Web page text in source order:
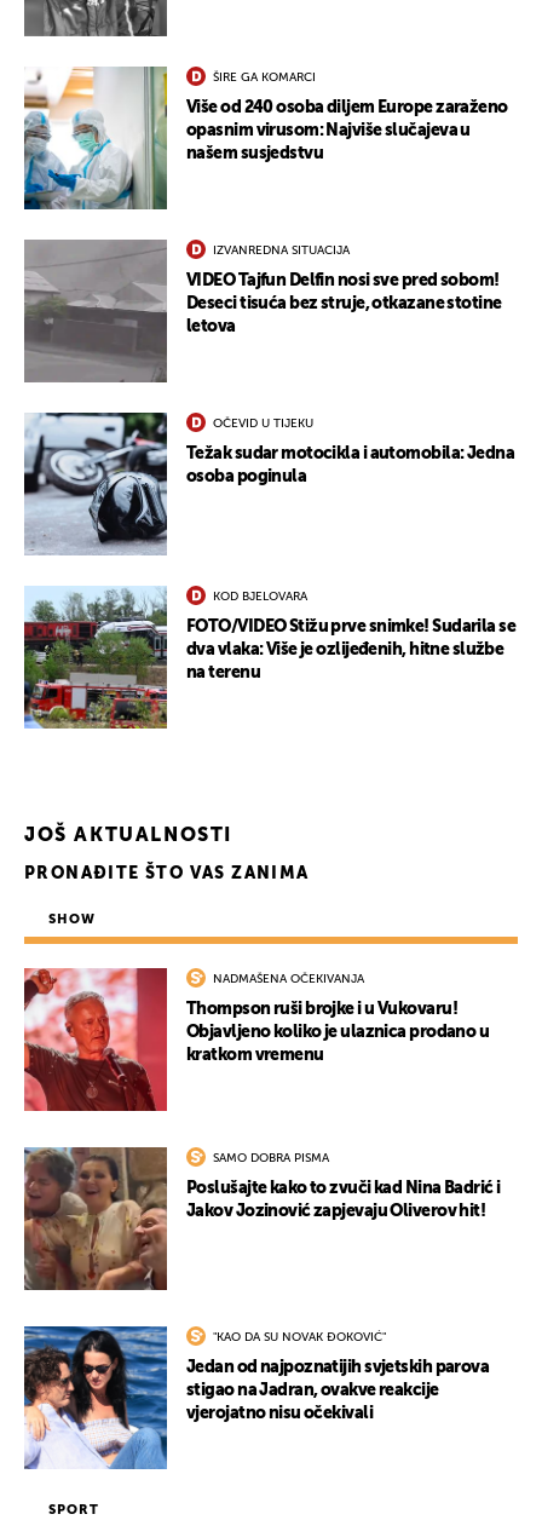
ŠIRE GA KOMARCI
Više od 240 osoba diljem Europe zaraženo
opasnim virusom: Najviše slučajeva u
našem susjedstvu
IZVANREDNA SITUACIJA
VIDEO Tajfun Delfin nosi sve pred sobom!
Deseci tisuća bez struje, otkazane stotine
letova
OČEVID U TIJEKU
Težak sudar motocikla i automobila: Jedna
osoba poginula
KOD BJELOVARA
FOTO/VIDEO Stižu prve snimke! Sudarila se
dva vlaka: Više je ozlijeđenih, hitne službe
na terenu
JOŠ AKTUALNOSTI
PRONAĐITE ŠTO VAS ZANIMA
SHOW
NADMAŠENA OČEKIVANJA
Thompson ruši brojke i u Vukovaru!
Objavljeno koliko je ulaznica prodano u
kratkom vremenu
SAMO DOBRA PISMA
Poslušajte kako to zvuči kad Nina Badrić i
Jakov Jozinović zapjevaju Oliverov hit!
"KAO DA SU NOVAK ĐOKOVIĆ"
Jedan od najpoznatijih svjetskih parova
stigao na Jadran, ovakve reakcije
vjerojatno nisu očekivali
SPORT